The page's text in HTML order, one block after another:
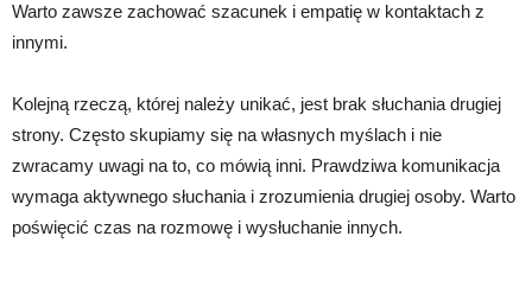
Warto zawsze zachować szacunek i empatię w kontaktach z
innymi.
Kolejną rzeczą, której należy unikać, jest brak słuchania drugiej
strony. Często skupiamy się na własnych myślach i nie
zwracamy uwagi na to, co mówią inni. Prawdziwa komunikacja
wymaga aktywnego słuchania i zrozumienia drugiej osoby. Warto
poświęcić czas na rozmowę i wysłuchanie innych.